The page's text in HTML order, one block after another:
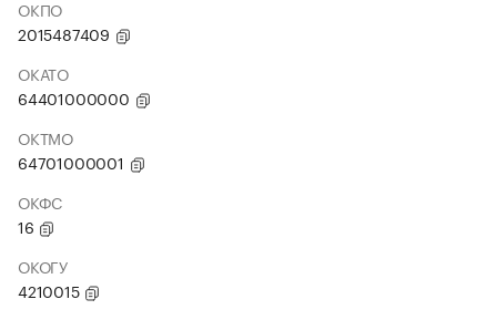
ОКПО
2015487409
ОКАТО
64401000000
ОКТМО
64701000001
ОКФС
16
ОКОГУ
4210015